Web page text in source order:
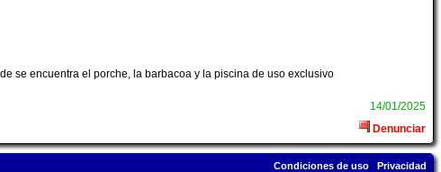
se encuentra el porche, la barbacoa y la piscina de uso exclusivo
14/01/2025
Denunciar
Condiciones de uso Privacidad